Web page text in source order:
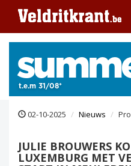
02-10-2025 Nieuws
JULIE BROUWERS
LUXEMBURG MET